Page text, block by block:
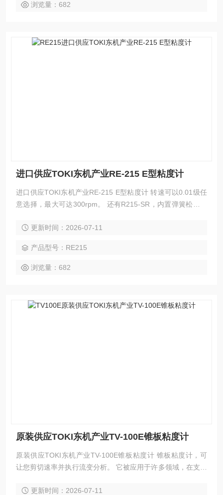
浏览量：682
进口供应TOKI东机产业RE-215 E型粘度计
进口供应TOKI东机产业RE-215 E型粘度计 转速可以0.01级任
意选择，最大可达300rpm。 还有R215-SR，内置弹簧松弛测
更新时间：2026-07-11
产品型号：RE215
浏览量：682
原装供应TOKI东机产业TV-100E锥板粘度计
原装供应TOKI东机产业TV-100E锥板粘度计 锥板粘度计，可
让您剪切速率并执行流变分析。 它被应用于许多领域，在支持
更新时间：2026-07-11